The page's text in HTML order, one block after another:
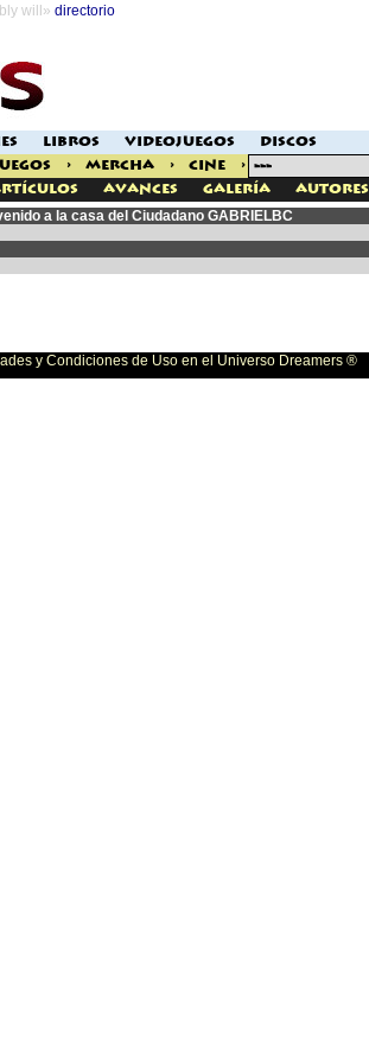
will» directorio
LIBROS VIDEOJUEGOS
DISCOS
> MERCHA > CINE >
Avances Galería Autores
a la casa del Ciudadano GABRIELBC
y Condiciones de Uso en el Universo Dreamers ®